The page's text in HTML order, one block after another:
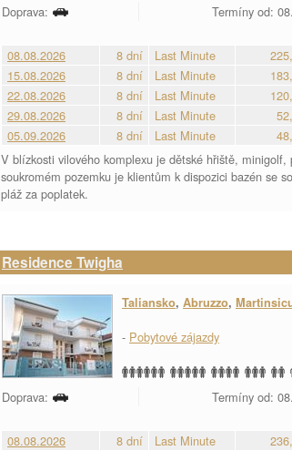
Doprava: Termíny od:
08.08.2026 8 dní Last Minute
15.08.2026
8 dní Last Minute
22.08.2026
8 dní Last Minute
29.08.2026
8 dní Last Minute
05.09.2026
8 dní Last Minute
V blízkosti vilového komplexu je dětské hřiště,
soukromém pozemku je klientům k dispozici bazén se
pláž za poplatek.
Residence Twigha
Taliansko, Abruzzo,
- Pobytové zájazdy
Doprava: Termíny od:
08.08.2026 8 dní Last Minute